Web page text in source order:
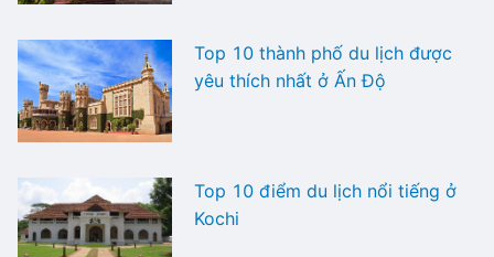
Top 10 thành phố du lịch được
yêu thích nhất ở Ấn Độ
Top 10 điểm du lịch nổi tiếng ở
Kochi